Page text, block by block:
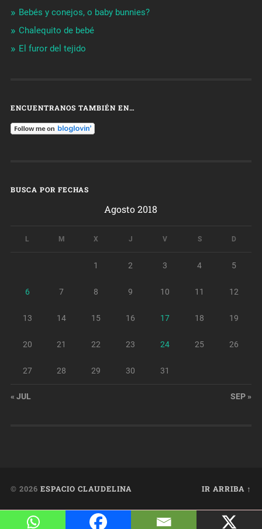
Bebés y conejos, o baby bunnies?
Chalequito de bebé
El furor del tejido
ENCUENTRANOS TAMBIÉN EN…
BUSCA POR FECHAS
Agosto 2018
L M X J V S D
1 2 3 4 5
6 7 8 9 10 11 12
13 14 15 16 17 18 19
20 21 22 23 24 25 26
27 28 29 30 31
« JUL SEP »
© 2026 ESPACIO CLAUDELINA IR ARRIBA ↑